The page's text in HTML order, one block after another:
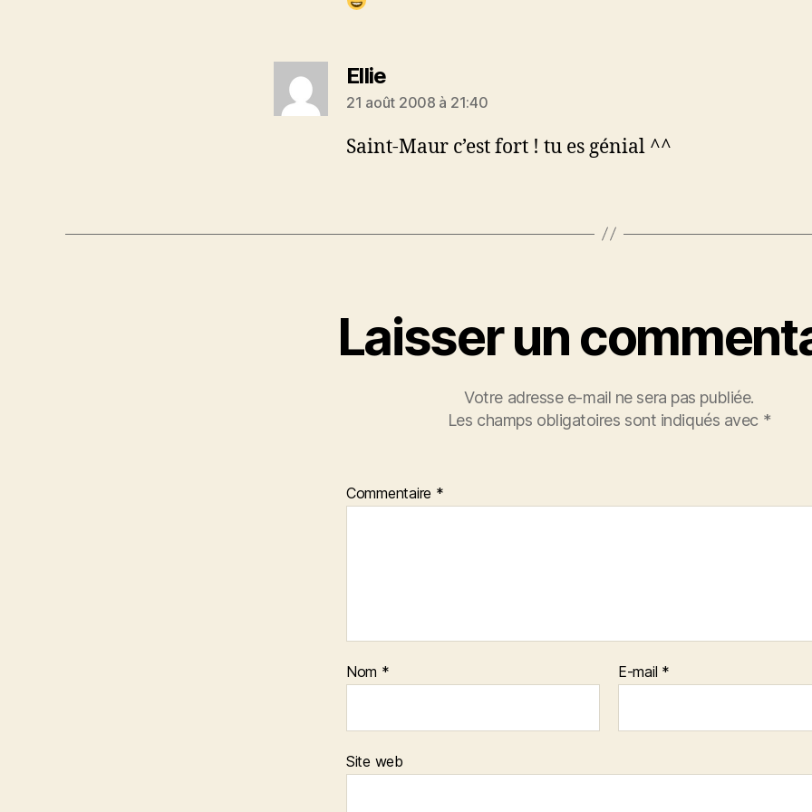
Elliedit :
21 août 2008 à 21:40
Saint-Maur c’est fort ! tu es génial ^^
Laisser un
Votre adresse e-mail ne sera pas publiée.
Les champs obligatoires sont indiqués avec *
Commentaire *
Nom * E-mail *
Site web